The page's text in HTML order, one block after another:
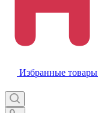
Избранные товары